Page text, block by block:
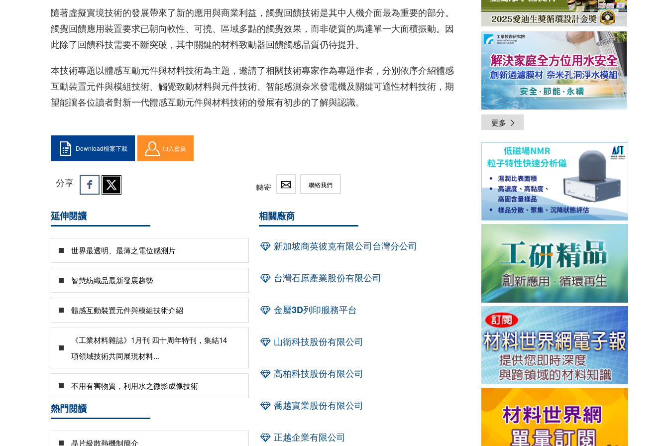
隨著虛擬實境技術的發展帶來了新的應用與商業利益，觸覺回饋技術是其中人機介面最為重要的部分。
觸覺回饋應用裝置要求已朝向軟性、可撓、區域多點的觸覺效果，而非硬質的馬達單一大面積振動。因
此除了回饋科技需要不斷突破，其中關鍵的材料致動器回饋觸感品質仍待提升。
本技術專題以體感互動元件與材料技術為主題，邀請了相關技術專家作為專題作者，分別依序介紹體感
互動裝置元件與模組技術、觸覺致動材料與元件技術、智能感測奈米發電機及關鍵可適性材料技術，期
望能讓各位讀者對新一代體感互動元件與材料技術的發展有初步的了解與認識。
Download檔案下載 加入會員
分享 轉寄 聯絡我們
延伸閱讀
世界最透明、最薄之電位感測片
智慧紡織品最新發展趨勢
體感互動裝置元件與模組技術介紹
《工業材料雜誌》1月刊 四十周年特刊，集結14
項領域技術共同展現材料...
不用有害物質，利用水之微影成像技術
熱門閱讀
晶片級散熱機制簡介
相關廠商
新加坡商英彼克有限公司台灣分公司
台灣石原產業股份有限公司
金屬3D列印服務平台
山衛科技股份有限公司
高柏科技股份有限公司
喬越實業股份有限公司
正越企業有限公司
更多